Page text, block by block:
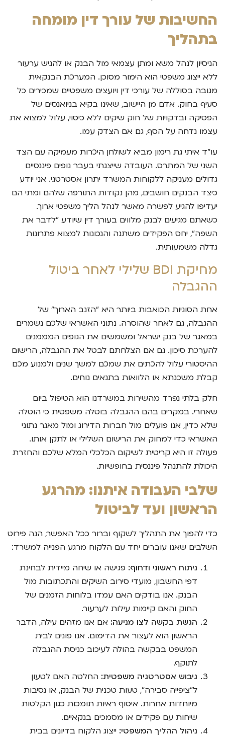
החשיבות של עורך דין מומחה
בתהליך
הניסיון לנהל משא ומתן עצמאי מול הבנק או להגיש ערעור
ללא ייצוג משפטי הוא הימור מסוכן. המערכת הבנקאית
מגובה בסוללה של עורכי דין ויועצים משפטיים שמכירים כל
סעיף בחוק. אדם מן היישוב, שאינו בקיא בניואנסים של
הפסיקה ובדקויות של חוק שיקים ללא כיסוי, עלול למצוא את
עצמו נדחה על הסף, גם אם הצדק עמו.
עו"ד איתי גת רימון מביא לשולחן היכרות מעמיקה עם הצד
השני של המתרס. העובדה שייצגתי בעבר גופים פיננסיים
גדולים מעניקה ללקוחות המשרד יתרון אסטרטגי. אני יודע
כיצד הבנקים חושבים, מהן נקודות התורפה שלהם ומתי הם
יעדיפו להגיע לפשרה מאשר לנהל הליך משפטי ארוך.
כשאתם מגיעים לבנק מלווים בעורך דין שיודע "לדבר את
השפה", יחס הפקידים משתנה והנכונות למצוא פתרונות
גדלה משמעותית.
מחיקת BDI שלילי לאחר ביטול
ההגבלה
אחת הסוגיות הכואבות ביותר היא "הזנב הארוך" של
ההגבלה, גם לאחר שהוסרה. נתוני האשראי שלכם נשמרים
במאגר של בנק ישראל ומשמשים את הגופים המממנים
להערכת סיכון. גם אם הצלחתם לבטל את ההגבלה, הרישום
ההיסטורי עלול להכתים את שמכם למשך שנים ולמנוע מכם
קבלת משכנתא או הלוואות בתנאים נוחים.
חלק בלתי נפרד מהשירות במשרדנו הוא הטיפול ביום
שאחרי. במקרים בהם ההגבלה בוטלה משפטית כי הוטלה
שלא כדין, אנו פועלים מול חברות הדירוג ומול מאגר נתוני
האשראי כדי למחוק את הרישום השלילי או לתקן אותו.
פעולה זו היא קריטית לשיקום הכלכלי המלא שלכם והחזרת
היכולת להתנהל פיננסית בחופשיות.
שלבי העבודה איתנו: מהרגע
הראשון ועד לביטול
כדי להפוך את התהליך לשקוף וברור ככל האפשר, הנה פירוט
השלבים שאנו עוברים יחד עם הלקוח מרגע הפנייה למשרד:
ניתוח ראשוני ודחוף: פגישה או שיחה מיידית לבחינת
דפי החשבון, מועדי סירוב השיקים והתכתובות מול
הבנק. אנו בודקים האם עמדו בלוחות הזמנים של
החוק והאם קיימות עילות לערעור.
הגשת בקשה לצו מניעה: אם אנו מזהים עילה, הדבר
הראשון הוא לעצור את הדימום. אנו פונים לבית
המשפט בבקשה בהולה לעיכוב כניסת ההגבלה
לתוקף.
גיבוש אסטרטגיה משפטית: החלטה האם לטעון
ל"ציפייה סבירה", טעות טכנית של הבנק, או נסיבות
מיוחדות אחרות. איסוף ראיות תומכות כגון הקלטות
שיחות עם פקידים או מסמכים בנקאיים.
ניהול ההליך המשפטי: ייצוג הלקוח בדיונים בבית